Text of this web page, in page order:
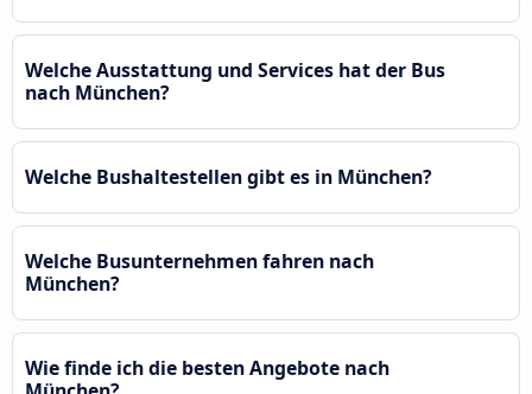
Welche Ausstattung und Services hat der Bus
nach München?
Welche Bushaltestellen gibt es in München?
Welche Busunternehmen fahren nach
München?
Wie finde ich die besten Angebote nach